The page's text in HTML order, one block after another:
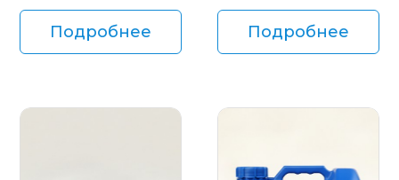
Подробнее Подробнее